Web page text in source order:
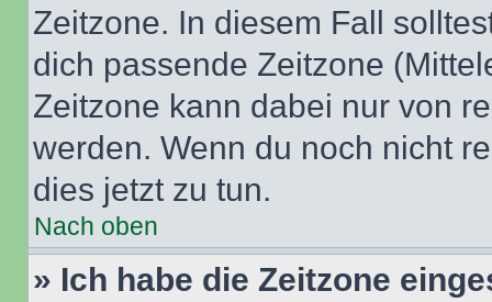
Zeitzone. In diesem Fall
dich passende Zeitzone
Zeitzone kann dabei nur von
werden. Wenn du noch nicht
dies jetzt zu tun.
Nach oben
» Ich habe die Zeitzone